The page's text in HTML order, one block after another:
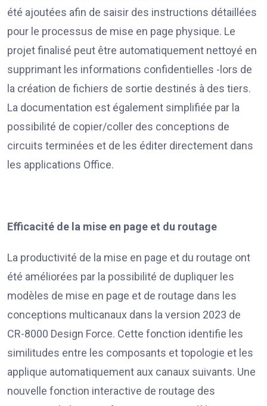
été ajoutées afin de saisir des instructions détaillées
pour le processus de mise en page physique. Le
projet finalisé peut être automatiquement nettoyé en
supprimant les informations confidentielles -lors de
la création de fichiers de sortie destinés à des tiers.
La documentation est également simplifiée par la
possibilité de copier/coller des conceptions de
circuits terminées et de les éditer directement dans
les applications Office.
Efficacité de la mise en page et du routage
La productivité de la mise en page et du routage ont
été améliorées par la possibilité de dupliquer les
modèles de mise en page et de routage dans les
conceptions multicanaux dans la version 2023 de
CR-8000 Design Force. Cette fonction identifie les
similitudes entre les composants et topologie et les
applique automatiquement aux canaux suivants. Une
nouvelle fonction interactive de routage des